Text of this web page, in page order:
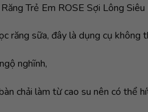
Răng Trẻ Em ROSE Sợi Lông
răng sữa, đây là dụng cụ không
nghĩnh,
chải làm từ cao su nên có thể